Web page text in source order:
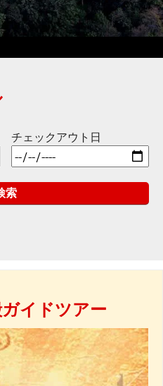
チェックアウト日
イドツアー